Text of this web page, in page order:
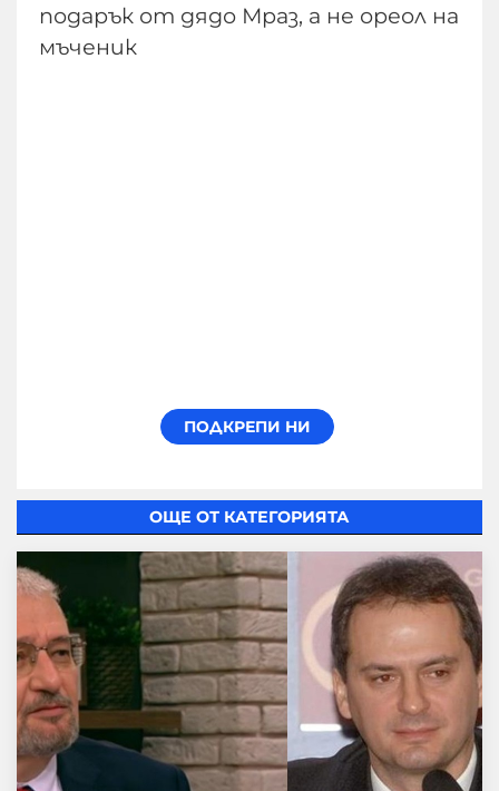
подарък от дядо Мраз, а не ореол на
мъченик
ОЩЕ ОТ КАТЕГОРИЯТА